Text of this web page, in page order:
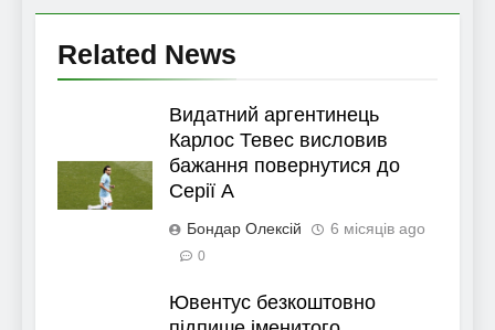
Related News
Видатний аргентинець
Карлос Тевес висловив
бажання повернутися до
Серії А
Бондар Олексій 6 місяців ago
0
Ювентус безкоштовно